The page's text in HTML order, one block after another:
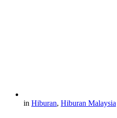
in Hiburan, Hiburan Malaysia